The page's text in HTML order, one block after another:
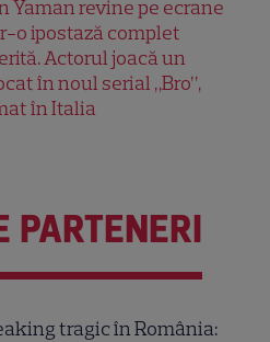
Yaman revine pe ecrane
o ipostază complet
Actorul joacă un
în noul serial „Bro”,
în Italia
PARTENERI
tragic în România: